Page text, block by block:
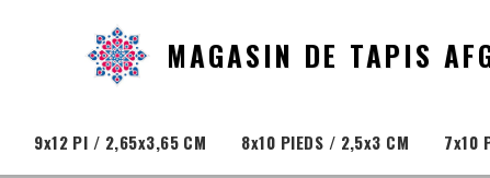
MAGASIN DE TAPIS
9x12 PI / 2,65x3,65 CM 8x10 PIEDS / 2,5x3 CM 7x10